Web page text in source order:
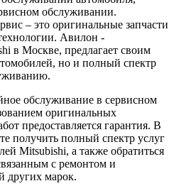
обслуживании.
– это оригинальные запчасти
Авилон -
в Москве, предлагает своим
но и полный спектр
обслуживание в сервисном
оригинальных
предоставляется гарантия. В
получить полный спектр услуг
Mitsubishi, а также обратиться
с ремонтом и
других марок.